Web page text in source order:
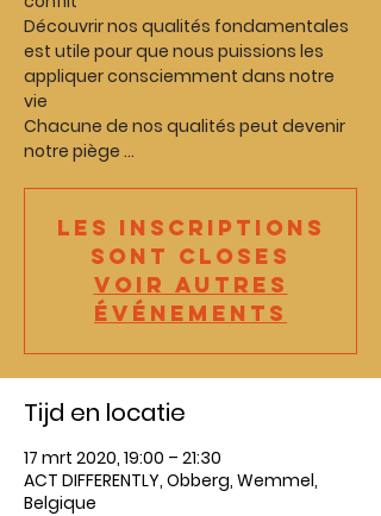
Découvrir nos qualités fondamentales
est utile pour que nous puissions les
appliquer consciemment dans notre
vie
Chacune de nos qualités peut devenir
notre piège ...
Les inscriptions
sont closes
Voir autres
événements
Tijd en locatie
17 mrt 2020, 19:00 – 21:30
ACT DIFFERENTLY, Obberg, Wemmel,
Belgique